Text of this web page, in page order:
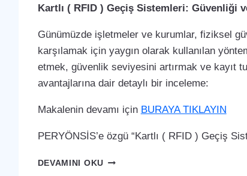
Kartlı ( RFID ) Geçiş Sistemleri: Güvenliği
Günümüzde işletmeler ve kurumlar, fiziksel
karşılamak için yaygın olarak kullanılan
etmek, güvenlik seviyesini artırmak ve kayıt
avantajlarına dair detaylı bir inceleme:
Makalenin devamı için BURAYA TIKLAYIN
PERYÖNSİS’e özgü “Kartlı ( RFID ) Geçiş
DEVAMINI OKUDAZKIRI